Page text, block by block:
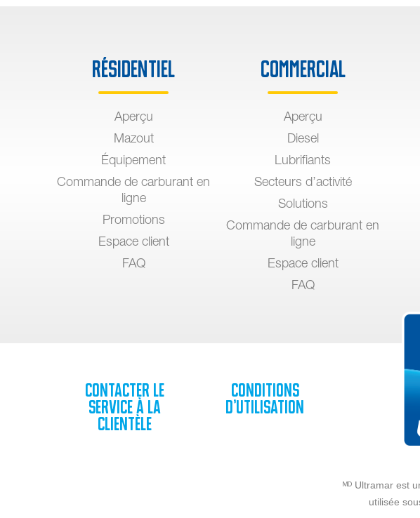
Résidentiel
Aperçu
Mazout
Équipement
Commande de carburant en
ligne
Promotions
Espace client
FAQ
Commercial
Aperçu
Diesel
Lubrifiants
Secteurs d’activité
Solutions
Commande de carburant en
ligne
Espace client
FAQ
Contacter le
service à la
clientèle
Conditions
d’utilisation
ᴹᴰ Ultramar est
utilisée